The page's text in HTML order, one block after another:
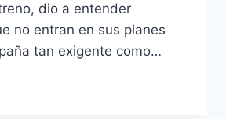
dio a entender
no entran en sus planes
tan exigente como…